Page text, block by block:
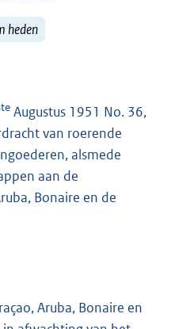
heden
Augustus 1951 No. 36,
van roerende
alsmede
aan de
Bonaire en de
Aruba, Bonaire en